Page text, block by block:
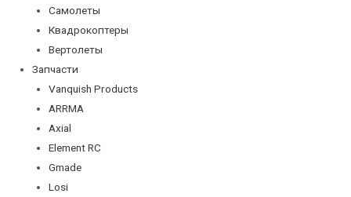
Самолеты
Квадрокоптеры
Вертолеты
Запчасти
Vanquish Products
ARRMA
Axial
Element RC
Gmade
Losi